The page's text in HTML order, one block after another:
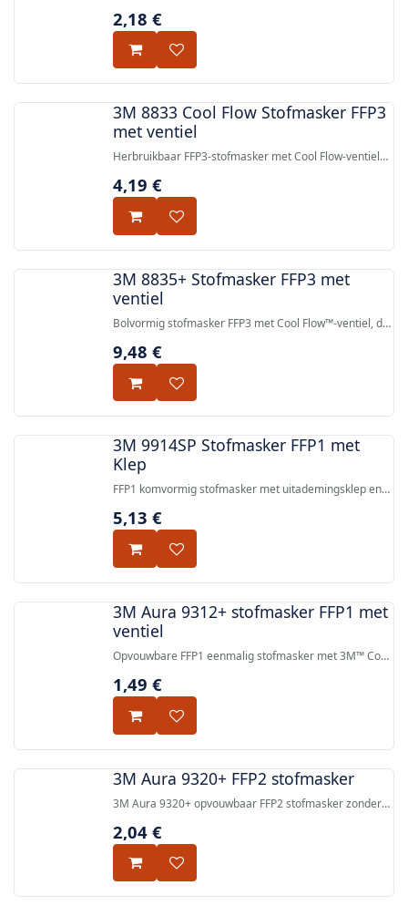
tegen fijn stof en op olie/water gebaseerde nevels.
Voldoet aan EN 149:2001+A1:2009 FFP2 NR D.
2,18 €
3M 8833 Cool Flow Stofmasker FFP3
met ventiel
Herbruikbaar FFP3-stofmasker met Cool Flow-ventiel
concentraties stof, nevel en metaalrook — 99%
4,19 €
3M 8835+ Stofmasker FFP3 met
ventiel
Bolvormig stofmasker FFP3 met Cool Flow™-ventiel, dat
metalen dampen met lage ademweerstand.
9,48 €
3M 9914SP Stofmasker FFP1 met
Klep
FFP1 komvormig stofmasker met uitademingsklep en
geuren en lage concentraties organische dampen.
5,13 €
3M Aura 9312+ stofmasker FFP1 met
ventiel
Opvouwbare FFP1 eenmalig stofmasker met 3M™ Cool
paneelconstructie en lage ademweerstand-
149:2001+A1:2009 FFP1 NR.
1,49 €
3M Aura 9320+ FFP2 stofmasker
3M Aura 9320+ opvouwbaar FFP2 stofmasker zonder
149:2001+A1:2009, individueel verpakt voor hygiëne.
2,04 €